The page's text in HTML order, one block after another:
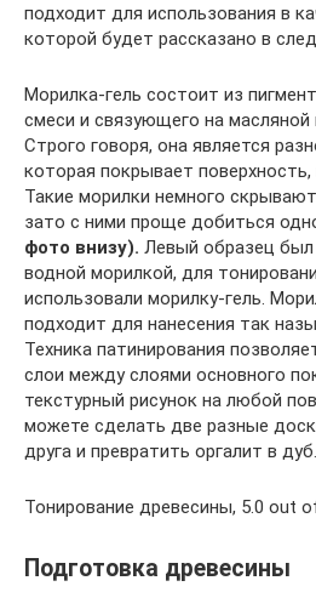
подходит для использования в
которой будет рассказано в
Морилка-гель состоит из
смеси и связующего на масляной
Строго говоря, она является
которая покрывает
Такие морилки немного
зато с ними проще добиться
фото внизу). Левый образец
водной морилкой, для
использовали морилку-гель.
подходит для нанесения так
Техника патинирования
слои между слоями основного
текстурный рисунок на любой
можете сделать две разные
друга и превратить оргалит в дуб.
Тонирование древесины, 5.0 out
Подготовка древесины